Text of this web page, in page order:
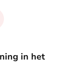
in het